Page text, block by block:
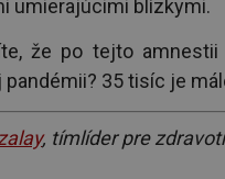
umierajúcimi blízkymi.
že po tejto amnestii
pandémii? 35 tisíc je
, tímlíder pre